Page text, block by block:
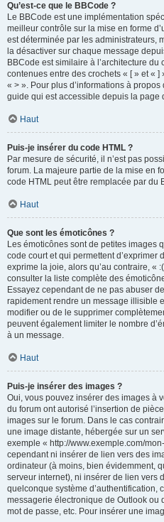
Qu’est-ce que le BBCode ?
Le BBCode est une implémentation
meilleur contrôle sur la mise en forme
est déterminée par les administrateurs,
la désactiver sur chaque message
BBCode est similaire à l’architecture
contenues entre des crochets « [ » et «
« > ». Pour plus d’informations à
guide qui est accessible depuis la page
Haut
Puis-je insérer du code HTML ?
Par mesure de sécurité, il n’est pas
forum. La majeure partie de la mise en
code HTML peut être remplacée par du
Haut
Que sont les émoticônes ?
Les émoticônes sont de petites images
code court et qui permettent d’exprimer
exprime la joie, alors qu’au contraire, «
consulter la liste complète des
Essayez cependant de ne pas abuser
rapidement rendre un message illisible
modifier ou de le supprimer
peuvent également limiter le nombre
à un message.
Haut
Puis-je insérer des images ?
Oui, vous pouvez insérer des images à
du forum ont autorisé l’insertion de
images sur le forum. Dans le cas
une image distante, hébergée sur un
exemple « http://www.exemple.com/
cependant ni insérer de lien vers des
ordinateur (à moins, bien évidemment,
serveur internet), ni insérer de lien vers
quelconque système d’authentification,
messagerie électronique de Outlook ou
mot de passe, etc. Pour insérer une